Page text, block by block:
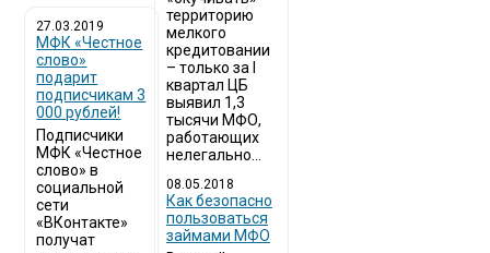
27.03.2019
МФК «Честное
слово»
подарит
подписчикам 3
000 рублей!
Подписчики
МФК «Честное
слово» в
социальной
сети
«ВКонтакте»
получат
территорию
мелкого
кредитовании
– только за I
квартал ЦБ
выявил 1,3
тысячи МФО,
работающих
нелегально...
08.05.2018
Как безопасно
пользоваться
займами МФО